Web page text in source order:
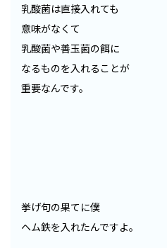
乳酸菌は直接入れても
意味がなくて
乳酸菌や善玉菌の餌に
なるものを入れることが
重要なんです。
挙げ句の果てに僕
ヘム鉄を入れたんですよ。